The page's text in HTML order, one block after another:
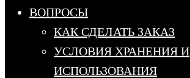
ВОПРОСЫ
КАК СДЕЛАТЬ ЗАКАЗ
УСЛОВИЯ ХРАНЕНИЯ И
ИСПОЛЬЗОВАНИЯ